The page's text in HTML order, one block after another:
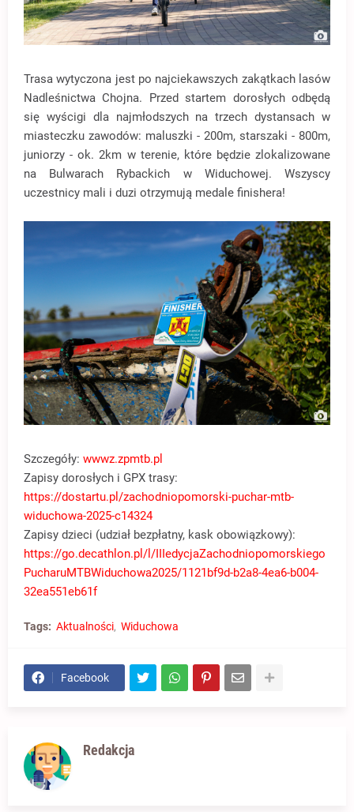
Trasa wytyczona jest po najciekawszych zakątkach lasów
Nadleśnictwa Chojna. Przed startem dorosłych odbędą
się wyścigi dla najmłodszych na trzech dystansach w
miasteczku zawodów: maluszki - 200m, starszaki - 800m,
juniorzy - ok. 2km w terenie, które będzie zlokalizowane
na Bulwarach Rybackich w Widuchowej. Wszyscy
uczestnicy mali i duzi otrzymują medale finishera!
Szczegóły: wwwz.zpmtb.pl
Zapisy dorosłych i GPX trasy:
https://dostartu.pl/zachodniopomorski-puchar-mtb-
widuchowa-2025-c14324
Zapisy dzieci (udział bezpłatny, kask obowiązkowy):
https://go.decathlon.pl/l/IIIedycjaZachodniopomorskiego
PucharuMTBWiduchowa2025/1121bf9d-b2a8-4ea6-b004-
32ea551eb61f
Tags: Aktualności Widuchowa
Facebook
Redakcja